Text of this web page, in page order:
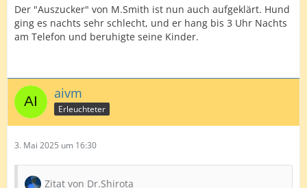
Der "Auszucker" von M.Smith ist nun auch aufgeklärt. Hund
ging es nachts sehr schlecht, und er hang bis 3 Uhr Nachts
am Telefon und beruhigte seine Kinder.
aivm
Erleuchteter
3. Mai 2025 um 16:30
Zitat von Dr.Shirota